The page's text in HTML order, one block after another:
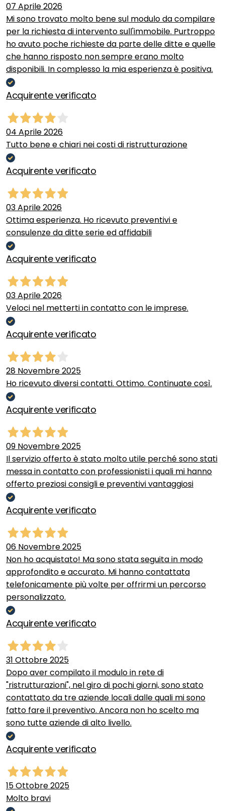
07 Aprile 2026
Mi sono trovato molto bene sul modulo da compilare
per la richiesta di intervento sull'immobile. Purtroppo
ho avuto poche richieste da parte delle ditte e quelle
che hanno risposto non sempre erano molto
disponibili. In complesso la mia esperienza è positiva.
Acquirente verificato
04 Aprile 2026
Tutto bene e chiari nei costi di ristrutturazione
Acquirente verificato
03 Aprile 2026
Ottima esperienza. Ho ricevuto preventivi e
consulenze da ditte serie ed affidabili
Acquirente verificato
03 Aprile 2026
Veloci nel metterti in contatto con le imprese.
Acquirente verificato
28 Novembre 2025
Ho ricevuto diversi contatti. Ottimo. Continuate così.
Acquirente verificato
09 Novembre 2025
Il servizio offerto è stato molto utile perché sono stati
messa in contatto con professionisti i quali mi hanno
offerto preziosi consigli e preventivi vantaggiosi
Acquirente verificato
06 Novembre 2025
Non ho acquistato! Ma sono stata seguita in modo
approfondito e accurato. Mi hanno contattata
telefonicamente più volte per offrirmi un percorso
personalizzato.
Acquirente verificato
31 Ottobre 2025
Dopo aver compilato il modulo in rete di
"ristrutturazioni", nel giro di pochi giorni, sono stato
contattato da tre aziende locali dalle quali mi sono
fatto fare il preventivo. Ancora non ho scelto ma
sono tutte aziende di alto livello.
Acquirente verificato
15 Ottobre 2025
Molto bravi